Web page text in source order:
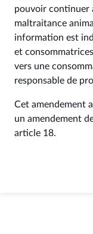
pouvoir continuer
maltraitance
information est
et
vers une
responsable de
Cet amendement
un amendement
article 18.